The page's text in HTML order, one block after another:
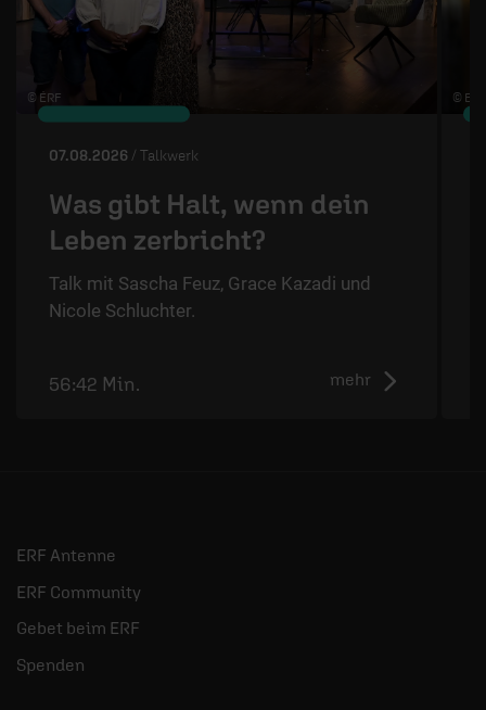
© ÉRF
07.08.2026 / Talkwerk
Was gibt Halt, wenn dein
Leben zerbricht?
Talk mit Sascha Feuz, Grace Kazadi und
Nicole Schluchter.
mehr
56:42 Min.
© ERF
ERF Antenne
ERF Community
Gebet beim ERF
Spenden